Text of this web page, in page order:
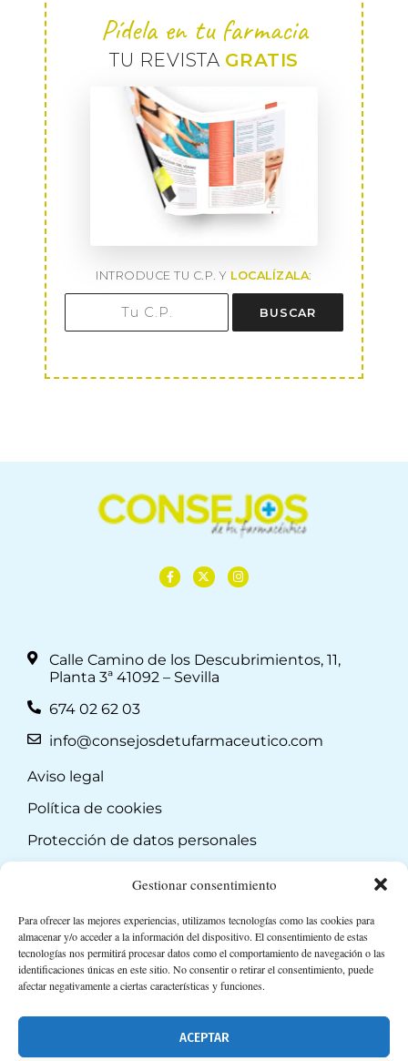
Gestionar consentimiento
Para ofrecer las mejores experiencias, utilizamos tecnologías como las cookies para
almacenar y/o acceder a la información del dispositivo. El consentimiento de estas
tecnologías nos permitirá procesar datos como el comportamiento de navegación o las
identificaciones únicas en este sitio. No consentir o retirar el consentimiento, puede
afectar negativamente a ciertas características y funciones.
ACEPTAR
Pídela en tu farmacia
TU REVISTA GRATIS
INTRODUCE TU C.P. Y LOCALÍZALA:
BUSCAR
Calle Camino de los Descubrimientos, 11,
Planta 3ª 41092 – Sevilla
674 02 62 03
info@consejosdetufarmaceutico.com
Aviso legal
Política de cookies
Protección de datos personales